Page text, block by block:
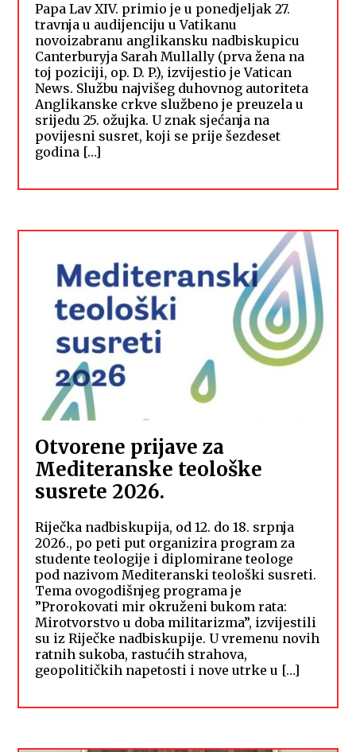
Papa Lav XIV. primio je u ponedjeljak 27.
travnja u audijenciju u Vatikanu
novoizabranu anglikansku nadbiskupicu
Canterburyja Sarah Mullally (prva žena na
toj poziciji, op. D. P.), izvijestio je Vatican
News. Službu najvišeg duhovnog autoriteta
Anglikanske crkve službeno je preuzela u
srijedu 25. ožujka. U znak sjećanja na
povijesni susret, koji se prije šezdeset
godina […]
Otvorene prijave za
Mediteranske teološke
susrete 2026.
Riječka nadbiskupija, od 12. do 18. srpnja
2026., po peti put organizira program za
studente teologije i diplomirane teologe
pod nazivom Mediteranski teološki susreti.
Tema ovogodišnjeg programa je
”Prorokovati mir okruženi bukom rata:
Mirotvorstvo u doba militarizma”, izvijestili
su iz Riječke nadbiskupije. U vremenu novih
ratnih sukoba, rastućih strahova,
geopolitičkih napetosti i nove utrke u […]